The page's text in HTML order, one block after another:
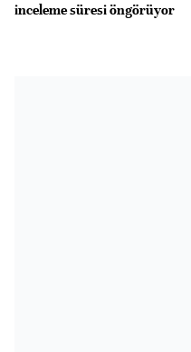
inceleme süresi öngörüyor